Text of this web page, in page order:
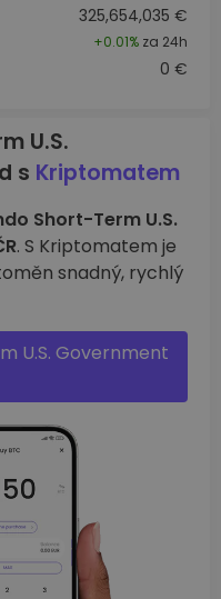
325,654,035 €
+0.01% za 24h
0 €
U.S.
s Kriptomatem
Short-Term U.S.
. S Kriptomatem je
snadný, rychlý
U.S. Government